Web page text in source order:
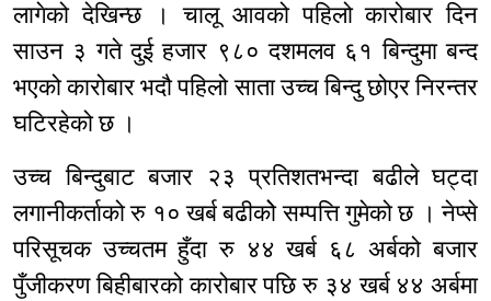
लागेको देखिन्छ । चालू आवको पहिलो कारोबार दिन
साउन ३ गते दुई हजार ९८० दशमलव ६१ बिन्दुमा बन्द
भएको कारोबार भदौ पहिलो साता उच्च बिन्दु छोएर निरन्तर
घटिरहेको छ ।
उच्च बिन्दुबाट बजार २३ प्रतिशतभन्दा बढीले घट्दा
लगानीकर्ताको रु १० खर्ब बढीकोे सम्पत्ति गुमेको छ । नेप्से
परिसूचक उच्चतम हुँदा रु ४४ खर्ब ६८ अर्बको बजार
पुँजीकरण बिहीबारको कारोबार पछि रु ३४ खर्ब ४४ अर्बमा